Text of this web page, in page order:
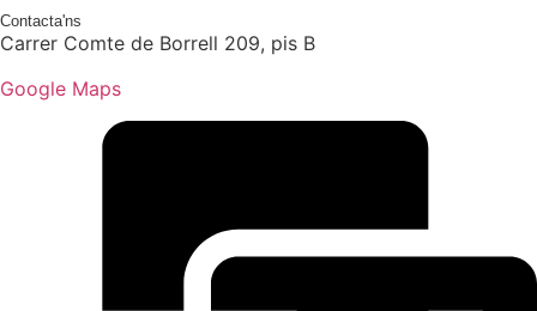
Contacta'ns
Carrer Comte de Borrell 209, pis B
Google Maps